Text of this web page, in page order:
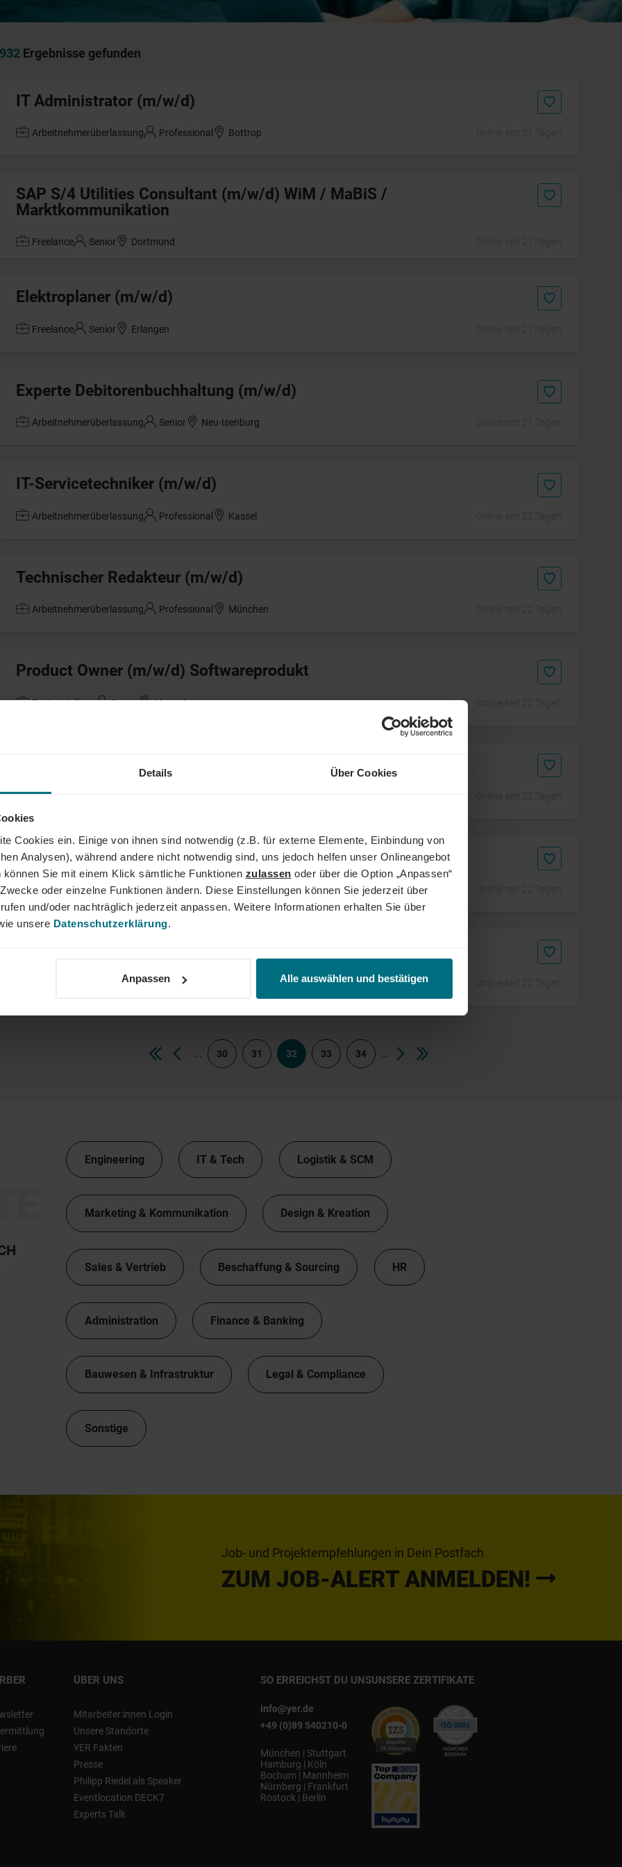
Details Über Cookies
Cookies ein. Einige von ihnen sind notwendig (z.B. für externe Elemente, Einbindung von
Analysen), während andere nicht notwendig sind, uns jedoch helfen unser Onlineangebot
Sie mit einem Klick sämtliche Funktionen zulassen oder über die Option „Anpassen“
oder einzelne Funktionen ändern. Diese Einstellungen können Sie jederzeit über
und/oder nachträglich jederzeit anpassen. Weitere Informationen erhalten Sie über
unsere Datenschutzerklärung.
Anpassen Alle auswählen und bestätigen
932 Ergebnisse gefunden
IT Administrator (m/w/d)
Arbeitnehmerüberlassung Professional Bottrop
SAP S/4 Utilities Consultant (m/w/d) WiM / MaBiS /
Marktkommunikation
Freelance Senior Dortmund
Elektroplaner (m/w/d)
Freelance Senior Erlangen
Experte Debitorenbuchhaltung (m/w/d)
Arbeitnehmerüberlassung Senior Neu-Isenburg
IT-Servicetechniker (m/w/d)
Arbeitnehmerüberlassung Professional Kassel
Technischer Redakteur (m/w/d)
Arbeitnehmerüberlassung Professional München
Product Owner (m/w/d) Softwareprodukt
Festanstellung Senior Ahrensburg
Interim Elektrotechniker (m/w/d) R&D und Sensorik
Freelance
Projektmanager Battery (m/w/d)
Arbeitnehmerüberlassung Senior Schierling
Arbeitnehmerüberlassung Professional
... 30 31 32 33 34 ...
Engineering IT & Tech Logistik & SCM
Marketing & Kommunikation Design & Kreation
Sales & Vertrieb Beschaffung & Sourcing HR
Administration Finance & Banking
Bauwesen & Infrastruktur Legal & Compliance
Sonstige
Job- und Projektempfehlungen in Dein Postfach
ZUM JOB-ALERT ANMELDEN!
ÜBER UNS
Mitarbeiter:innen Login
Unsere Standorte
YER Fakten
Presse
Philipp Riedel als Speaker
Eventlocation DECK7
Experts Talk
SO ERREICHST DU UNS
info@yer.de
+49 (0)89 540210-0
München | Stuttgart
Hamburg | Köln
Bochum | Mannheim
Nürnberg | Frankfurt
Rostock | Berlin
UNSERE ZERTIFIKATE